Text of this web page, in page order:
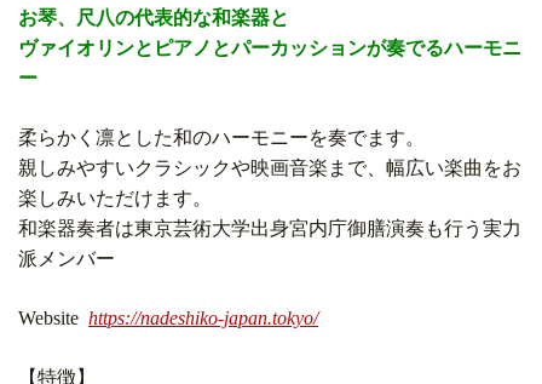
お琴、尺八の代表的な和楽器と
ヴァイオリンとピアノとパーカッションが奏でるハーモニ
ー
柔らかく凛とした和のハーモニーを奏でます。
親しみやすいクラシックや映画音楽まで、幅広い楽曲をお
楽しみいただけます。
和楽器奏者は東京芸術大学出身宮内庁御膳演奏も行う実力
派メンバー
Website https://nadeshiko-japan.tokyo/
【特徴】